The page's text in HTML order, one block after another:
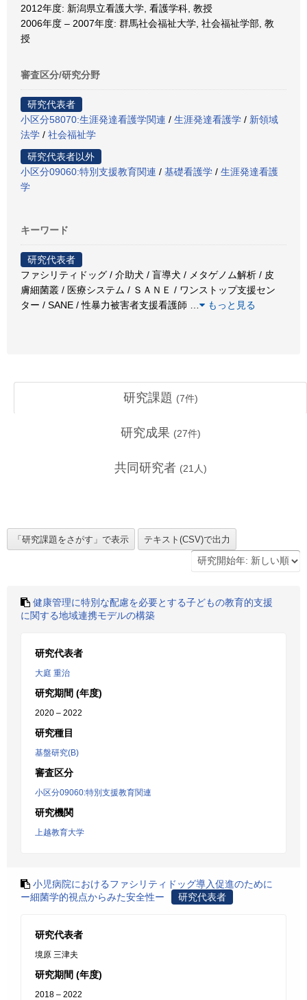
2012年度: 新潟県立看護大学, 看護学科, 教授
2006年度 – 2007年度: 群馬社会福祉大学, 社会福祉学部, 教
授
審査区分/研究分野
研究代表者
小区分58070:生涯発達看護学関連 / 生涯発達看護学 / 新領域
法学 / 社会福祉学
研究代表者以外
小区分09060:特別支援教育関連 / 基礎看護学 / 生涯発達看護
学
キーワード
研究代表者
ファシリティドッグ / 介助犬 / 盲導犬 / メタゲノム解析 / 皮
膚細菌叢 / 医療システム / ＳＡＮＥ / ワンストップ支援セン
ター / SANE / 性暴力被害者支援看護師
もっと見る
研究課題 (7件)
研究成果 (27件)
共同研究者 (21 人)
健康管理に特別な配慮を必要とする子どもの教育的支援
に関する地域連携モデルの構築
研究代表者
大庭 重治
研究期間 (年度)
2020 – 2022
研究種目
基盤研究(B)
審査区分
小区分09060:特別支援教育関連
研究機関
上越教育大学
小児病院におけるファシリティドッグ導入促進のために
ー細菌学的視点からみた安全性ー
研究代表者
研究代表者
境原 三津夫
研究期間 (年度)
2018 – 2022